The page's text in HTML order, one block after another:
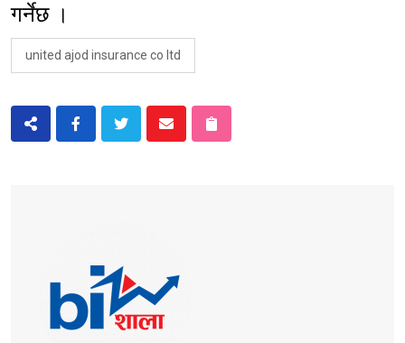
गर्नेछ ।
united ajod insurance co ltd